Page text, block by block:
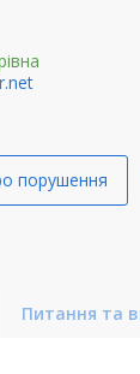
порушення
Питання та